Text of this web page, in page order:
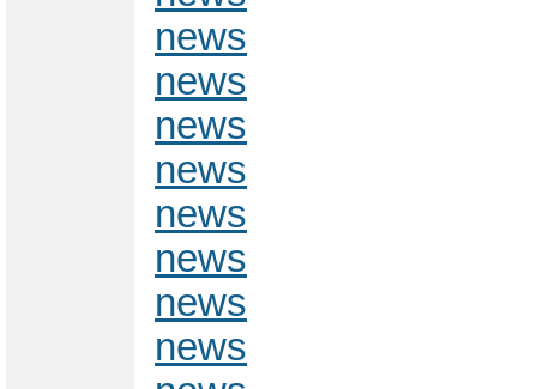
news
news
news
news
news
news
news
news